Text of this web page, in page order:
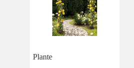
Plante